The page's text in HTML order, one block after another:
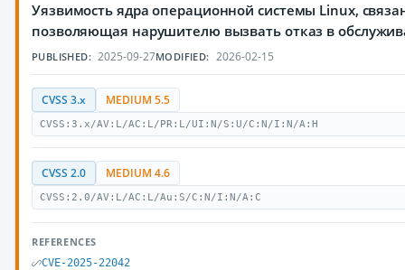
Уязвимость ядра операционной системы Linux,
позволяющая нарушителю вызвать отказ в
PUBLISHED: 2025-09-27MODIFIED: 2026-02-15
CVSS 3.x MEDIUM 5.5
CVSS:3.x/AV:L/AC:L/PR:L/UI:N/S:U/C:N/I:N/A:H
CVSS 2.0 MEDIUM 4.6
CVSS:2.0/AV:L/AC:L/Au:S/C:N/I:N/A:C
REFERENCES
CVE-2025-22042